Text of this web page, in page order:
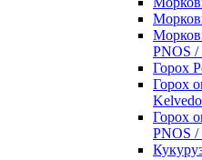
PNOS /
Горох
Горох
Горох
PNOS /